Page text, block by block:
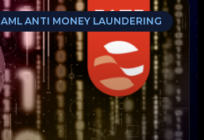
AML ANTI MONEY LAUNDERING